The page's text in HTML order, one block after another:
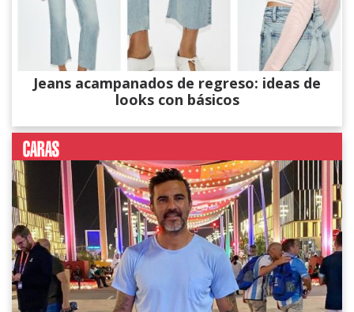
Jeans acampanados de regreso: ideas de
looks con básicos